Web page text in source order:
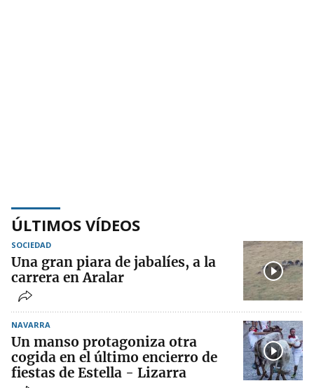
ÚLTIMOS VÍDEOS
SOCIEDAD
Una gran piara de jabalíes, a la
carrera en Aralar
NAVARRA
Un manso protagoniza otra
cogida en el último encierro de
fiestas de Estella - Lizarra